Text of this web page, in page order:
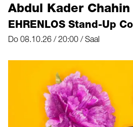
Abdul Kader Chahin
EHRENLOS Stand-Up
Do 08.10.26 / 20:00 / Saal